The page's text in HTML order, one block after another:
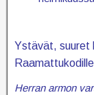
Ystävät, suuret
Herran armon